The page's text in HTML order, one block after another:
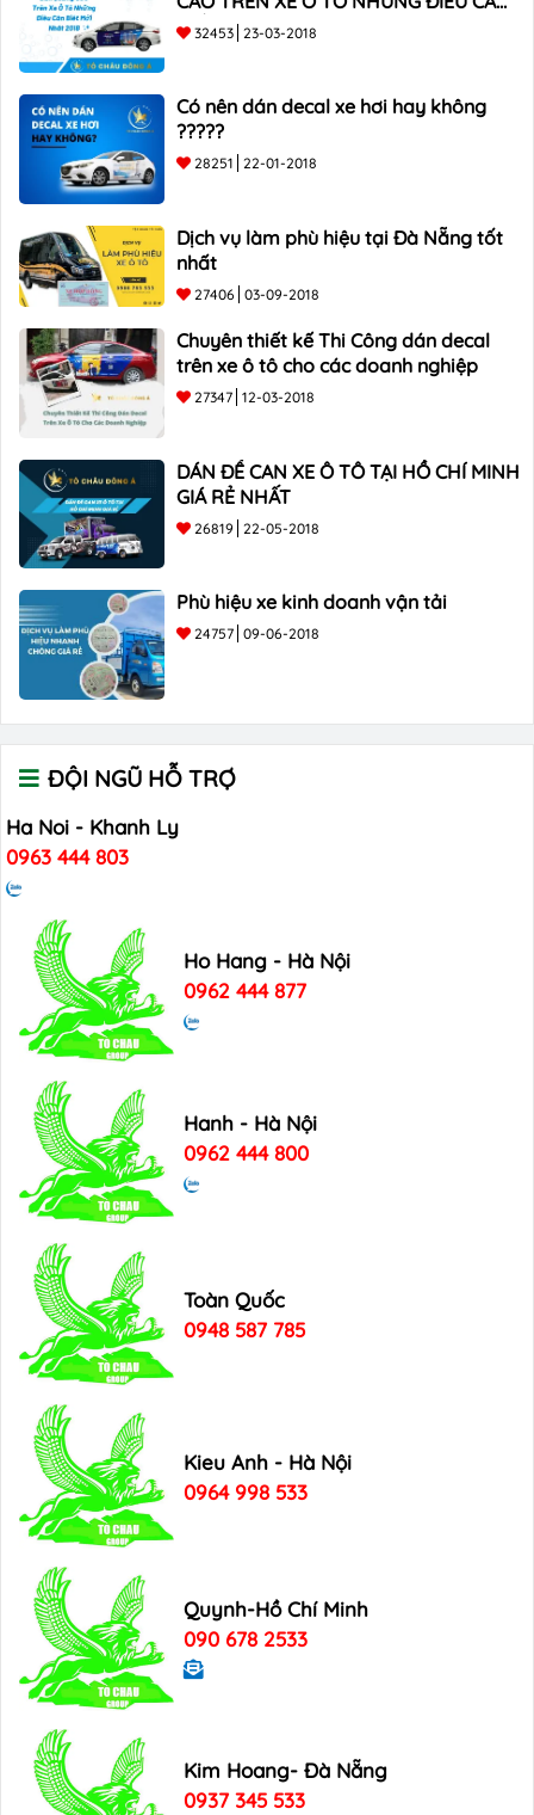
BIẾT mới nhất 2018 ???
32453 23-03-2018
Có nên dán decal xe hơi hay không
?????
28251 22-01-2018
Dịch vụ làm phù hiệu tại Đà Nẵng tốt
nhất
27406 03-09-2018
Chuyên thiết kế Thi Công dán decal
trên xe ô tô cho các doanh nghiệp
27347 12-03-2018
DÁN ĐỀ CAN XE Ô TÔ TẠI HỒ CHÍ MINH
GIÁ RẺ NHẤT
26819 22-05-2018
Phù hiệu xe kinh doanh vận tải
24757 09-06-2018
ĐỘI NGŨ HỖ TRỢ
Ha Noi - Khanh Ly
0963 444 803
Ho Hang - Hà Nội
0962 444 877
Hanh - Hà Nội
0962 444 800
Toàn Quốc
0948 587 785
Kieu Anh - Hà Nội
0964 998 533
Quynh-Hồ Chí Minh
090 678 2533
Kim Hoang- Đà Nẵng
0937 345 533